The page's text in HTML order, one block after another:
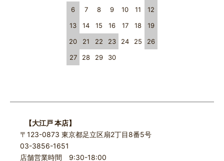
6
7 8 9 10 11
12
13
14 15 16 17 18
19
20
21 22 23 24 25
26
27
28 29 30
【大江戸 本店】
〒123-0873 東京都足立区扇2丁目8番5号
03-3856-1651
店舗営業時間 9:30-18:00